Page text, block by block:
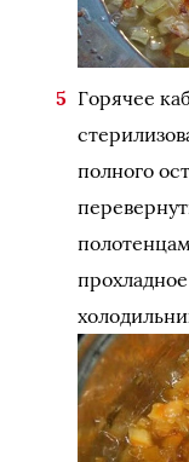
Горячее
полного